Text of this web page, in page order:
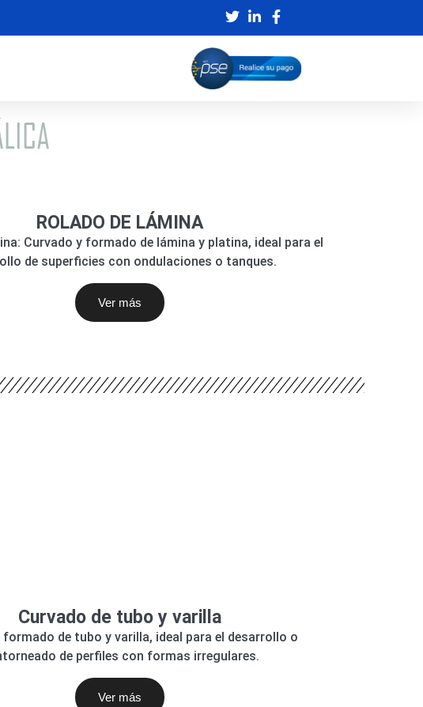
ROLADO DE LÁMINA
Curvado y formado de lámina y platina, ideal para el
de superficies con ondulaciones o tanques.
Ver más
Curvado de tubo y varilla
formado de tubo y varilla, ideal para el desarrollo o
de perfiles con formas irregulares.
Ver más